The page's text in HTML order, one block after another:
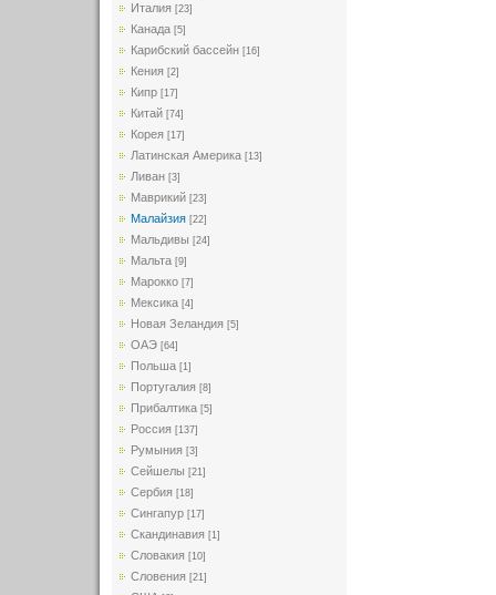
Италия [23]
Канада [5]
Карибский бассейн [16]
Кения [2]
Кипр [17]
Китай [74]
Корея [17]
Латинская Америка [13]
Ливан [3]
Маврикий [23]
Малайзия [22]
Мальдивы [24]
Мальта [9]
Марокко [7]
Мексика [4]
Новая Зеландия [5]
ОАЭ [64]
Польша [1]
Португалия [8]
Прибалтика [5]
Россия [137]
Румыния [3]
Сейшелы [21]
Сербия [18]
Сингапур [17]
Скандинавия [1]
Словакия [10]
Словения [21]